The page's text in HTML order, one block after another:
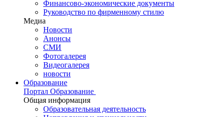
Финансово-экономические документы
Руководство по фирменному стилю
Медиа
Новости
Анонсы
СМИ
Фотогалерея
Видеогалерея
новости
Образование
Портал Образование
Общая информация
Образовательная деятельность